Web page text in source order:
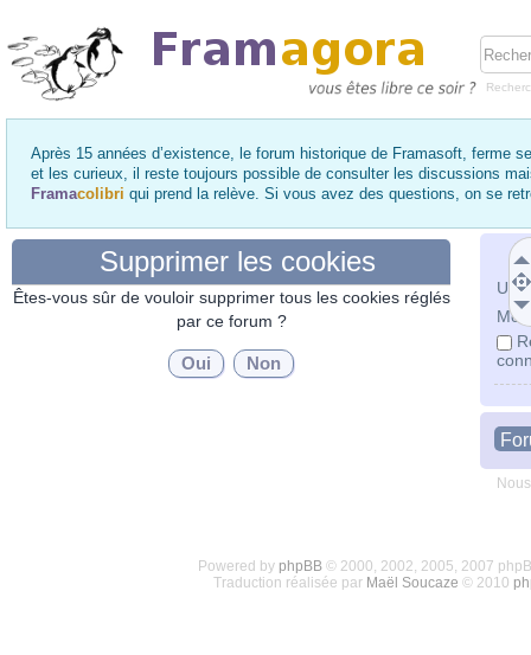
Après 15 années d’existence, le forum historique de Framasoft, ferme
et les curieux, il reste toujours possible de consulter les discussions
Framacolibri qui prend la relève. Si vous avez des questions, on se
Mot
Supprimer les cookies
Êtes-vous sûr de vouloir supprimer tous les cookies réglés
par ce forum ?
Powered by phpBB© 2000, 2002, 2005, 2007
Traduction réalisée par Maël Soucaze © 2010